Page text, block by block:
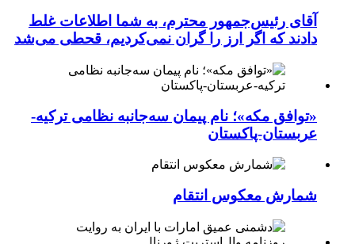
آقای رئیس‌جمهور محترم، به شما اطلاعات غلط
دادند که اگر ارز را گران نمی‌کردیم، قحطی می‌شد
«توافق مکه»؛ نام پیمان سه‌جانبه نظامی ترکیه-
عربستان-پاکستان
شمارش معکوس انتقام